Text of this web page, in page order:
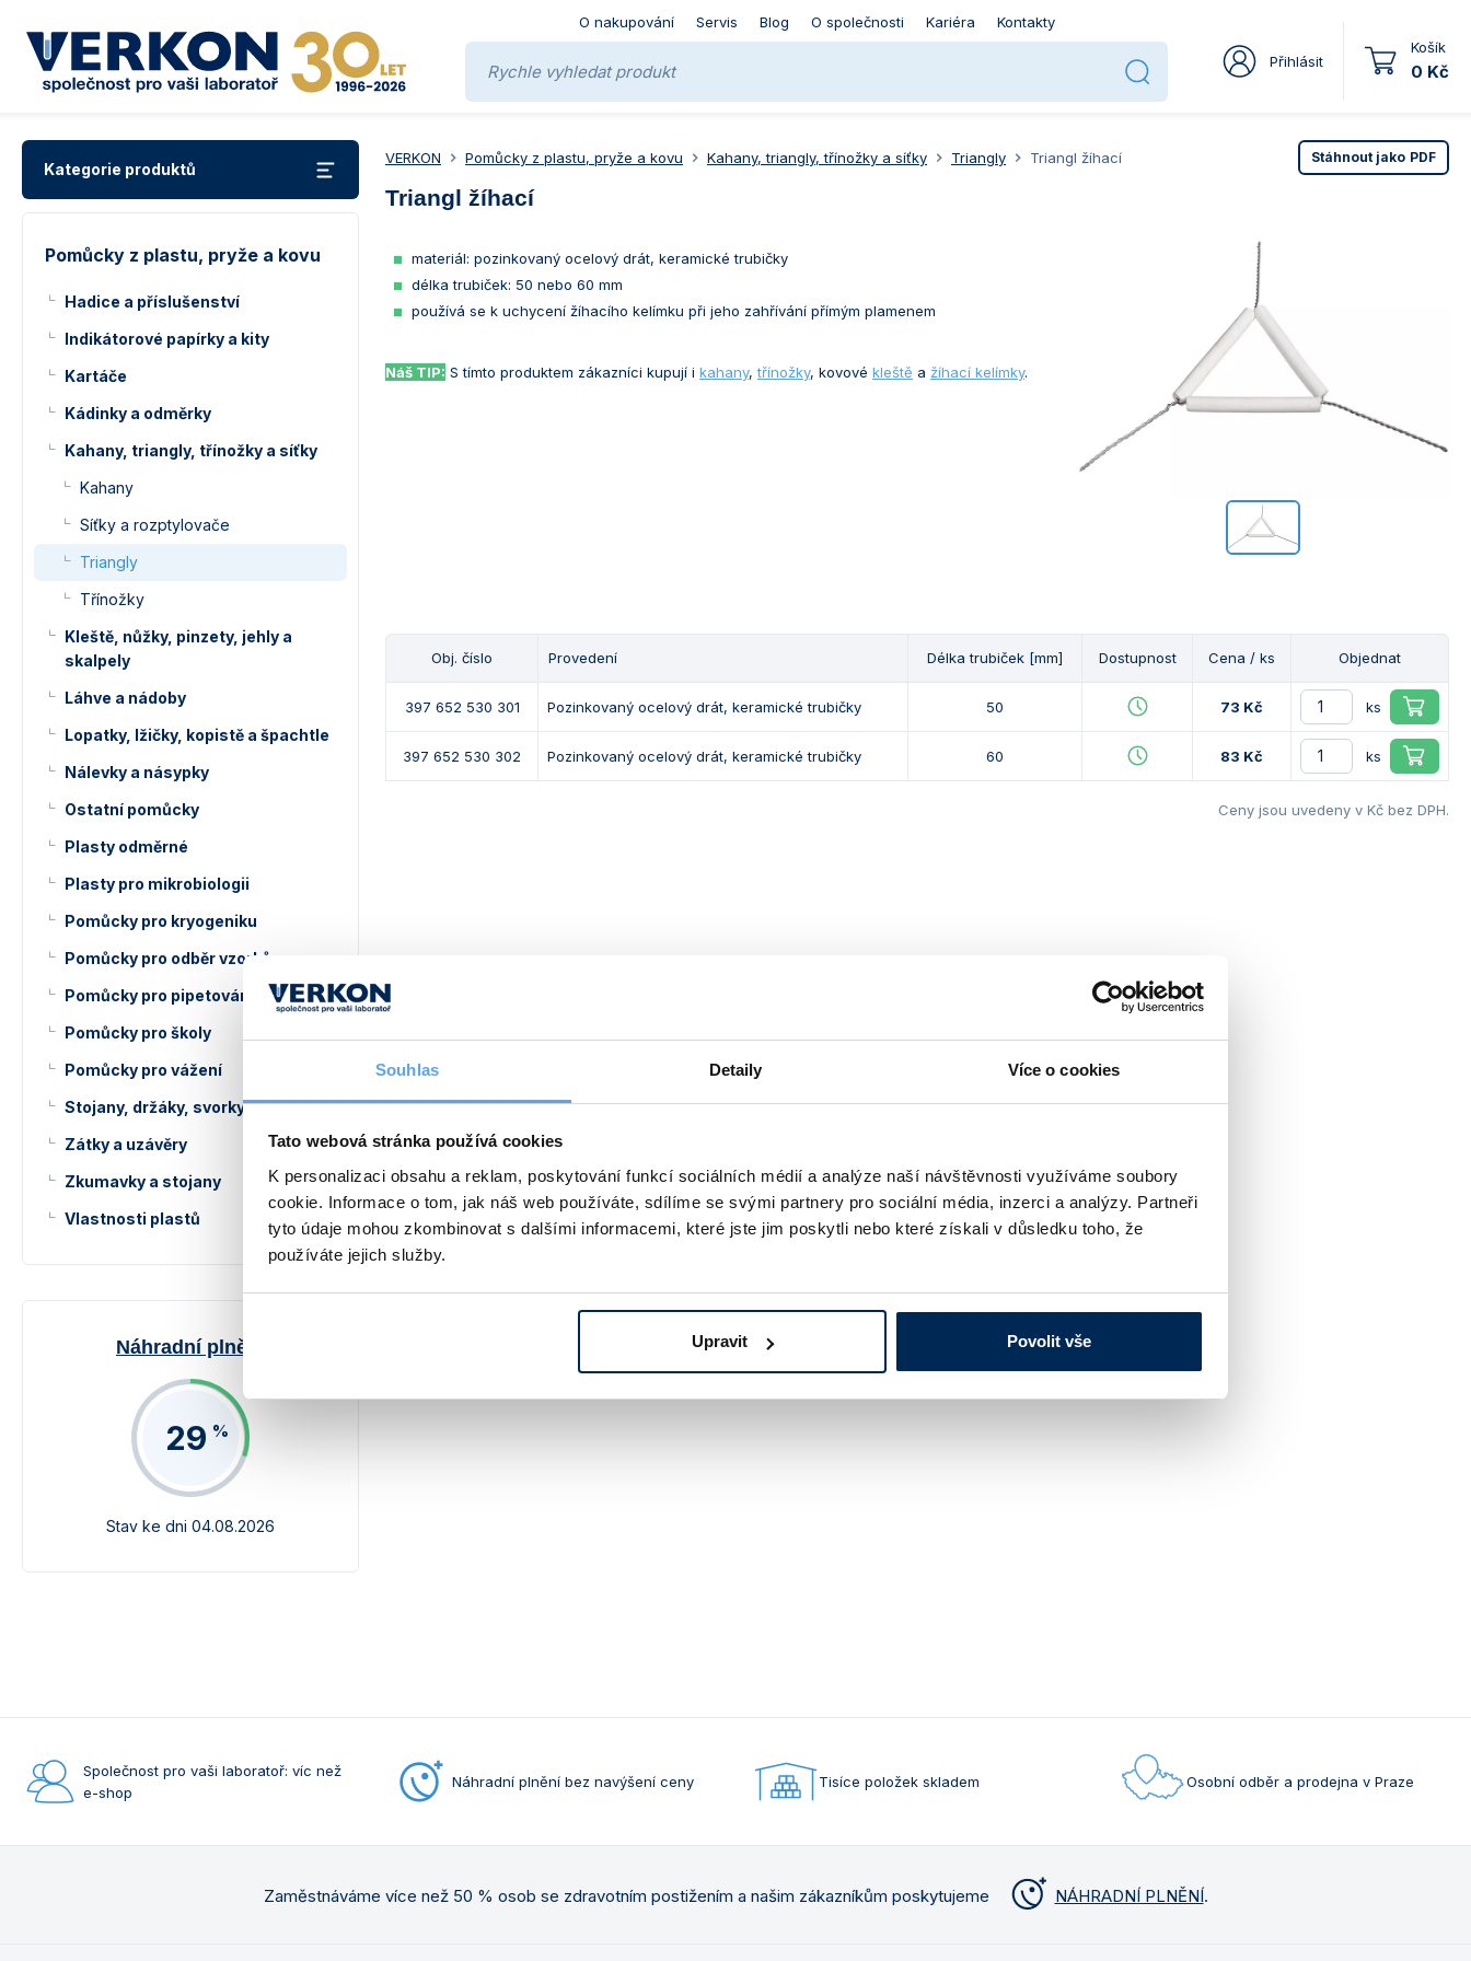
Souhlas Detaily Více o cookies
Tato webová stránka používá cookies
K personalizaci obsahu a reklam, poskytování funkcí sociálních médií a analýze naší návštěvnosti využíváme soubory
cookie. Informace o tom, jak náš web používáte, sdílíme se svými partnery pro sociální média, inzerci a analýzy. Partneři
tyto údaje mohou zkombinovat s dalšími informacemi, které jste jim poskytli nebo které získali v důsledku toho, že
používáte jejich služby.
Upravit Povolit vše
O nakupování Servis Blog O společnosti Kariéra Kontakty
Přihlásit
Košík
0 Kč
Kategorie produktů
Pomůcky z plastu, pryže a kovu
Hadice a příslušenství
Indikátorové papírky a kity
Kartáče
Kádinky a odměrky
Kahany, triangly, třínožky a síťky
Kahany
Síťky a rozptylovače
Triangly
Třínožky
Kleště, nůžky, pinzety, jehly a
skalpely
Láhve a nádoby
Lopatky, lžičky, kopistě a špachtle
Nálevky a násypky
Ostatní pomůcky
Plasty odměrné
Plasty pro mikrobiologii
Pomůcky pro kryogeniku
Pomůcky pro odběr vzorků
Pomůcky pro pipetování
Pomůcky pro školy
Pomůcky pro vážení
Stojany, držáky, svorky a kruhy
Zátky a uzávěry
Zkumavky a stojany
Vlastnosti plastů
Náhradní plnění
29 %
Stav ke dni 04.08.2026
VERKON Pomůcky z plastu, pryže a kovu Kahany, triangly, třínožky a síťky Triangly Triangl žíhací Stáhnout jako PDF
Triangl žíhací
materiál: pozinkovaný ocelový drát, keramické trubičky
délka trubiček: 50 nebo 60 mm
používá se k uchycení žíhacího kelímku při jeho zahřívání přímým plamenem
Náš TIP: S tímto produktem zákazníci kupují i kahany,třínožky, kovové kleště a žíhací kelímky.
Obj. číslo Provedení Délka trubiček [mm] Dostupnost Cena / ks Objednat
397 652 530 301 Pozinkovaný ocelový drát, keramické trubičky 50 73 Kč ks
397 652 530 302 Pozinkovaný ocelový drát, keramické trubičky 60 83 Kč ks
Ceny jsou uvedeny v Kč bez DPH.
Společnost pro vaši laboratoř: víc než
e-shop
Náhradní plnění bez navýšení ceny Tisíce položek skladem Osobní odběr a prodejna v Praze
Zaměstnáváme více než 50 % osob se zdravotním postižením a našim zákazníkům poskytujeme NÁHRADNÍ PLNĚNÍ.